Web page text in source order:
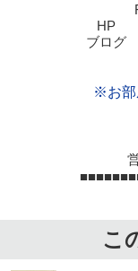
HP
ブログ
※お部
こ